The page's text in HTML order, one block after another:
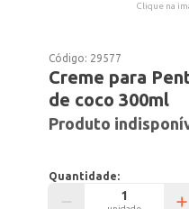
Clique na
Código: 29577
Creme para
de coco 300ml
Produto
Quantidade: